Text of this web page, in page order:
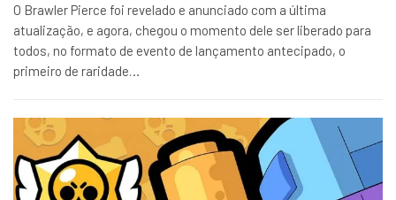
O Brawler Pierce foi revelado e anunciado com a última
atualização, e agora, chegou o momento dele ser liberado para
todos, no formato de evento de lançamento antecipado, o
primeiro de raridade…